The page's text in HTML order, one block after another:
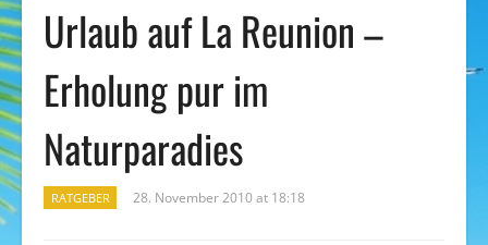
Urlaub auf La Reunion –
Erholung pur im
Naturparadies
RATGEBER 28. November 2010 at 18:18